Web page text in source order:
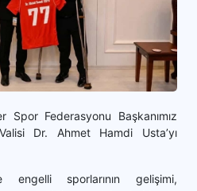
Spor Federasyonu Başkanımız
Dr. Ahmet Hamdi Usta’yı
engelli sporlarının gelişimi,